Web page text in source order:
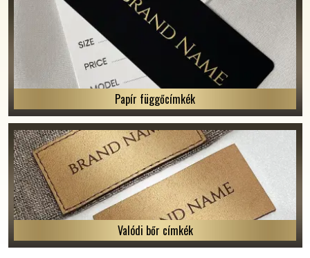
Papír függőcímkék
Valódi bőr címkék